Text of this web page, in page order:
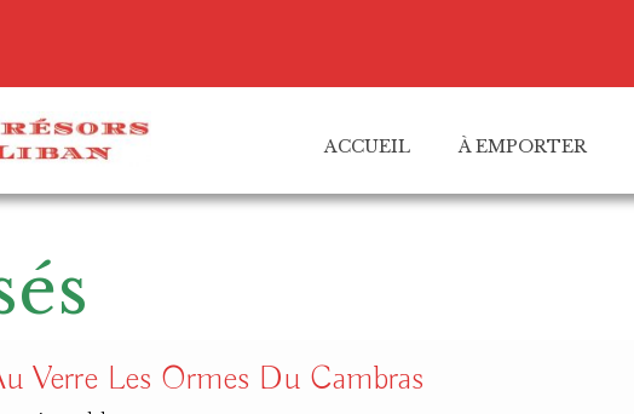
ACCUEIL À EMPORTER
Verre Les Ormes Du Cambras